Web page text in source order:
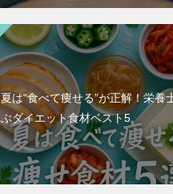
夏は“食べて痩せる”が正解！栄養
ぶダイエット食材ベスト5